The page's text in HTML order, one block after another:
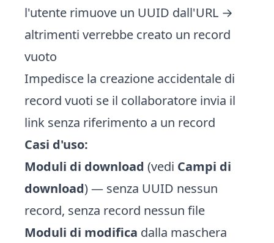
l'utente rimuove un UUID dall'URL →
altrimenti verrebbe creato un record
vuoto
Impedisce la creazione accidentale di
record vuoti se il collaboratore invia il
link senza riferimento a un record
Casi d'uso:
Moduli di download (vedi Campi di
download) — senza UUID nessun
record, senza record nessun file
Moduli di modifica dalla maschera